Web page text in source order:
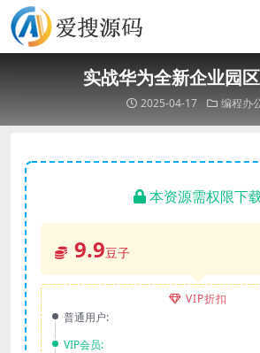
实战华为全新企业园
2025-04-17 编程办
本资源需权限下
9.9豆子
VIP折扣
普通用户:
VIP会员: